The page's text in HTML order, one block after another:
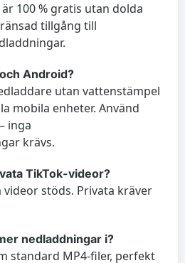
100 % gratis utan dolda
tillgång till
Android?
utan vattenstämpel
mobila enheter. Använd
inga
krävs.
TikTok-videor?
stöds. Privata kräver
nedladdningar i?
standard MP4-filer, perfekt